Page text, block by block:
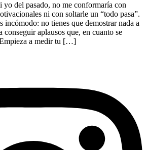
yo del pasado, no me conformaría con
ni con soltarle un “todo pasa”.
incómodo: no tienes que demostrar nada a
aplausos que, en cuanto se
a medir tu […]